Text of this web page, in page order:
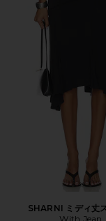
SHARNI ミディ丈
With Jean